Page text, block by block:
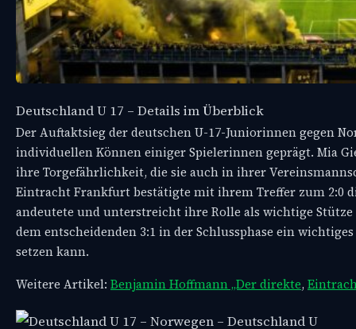
Deutschland U 17 – Details im Überblick
Der Auftaktsieg der deutschen U-17-Juniorinnen gegen
individuellen Können einiger Spielerinnen geprägt. Mia
ihre Torgefährlichkeit, die sie auch in ihrer
Eintracht Frankfurt bestätigte mit ihrem Treffer zum 2:0
andeutete und unterstreicht ihre Rolle als wichtige
dem entscheidenden 3:1 in der Schlussphase ein
setzen kann.
Weitere Artikel: Benjamin Hoffmann „Der direkte,